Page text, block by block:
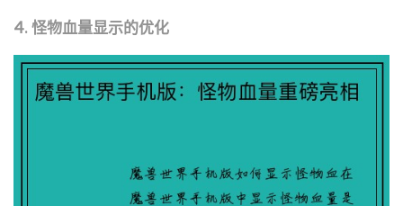
4. 怪物血量显示的优化